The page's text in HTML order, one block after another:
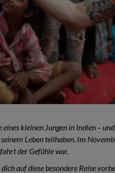
eines kleinen Jungen in Indien –
Leben teilhaben. Im
der Gefühle war.
auf diese besondere Reise